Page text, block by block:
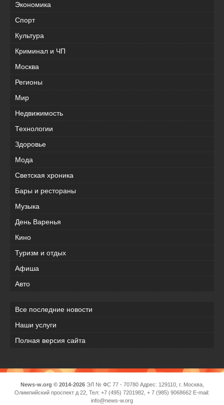
Экономика
Спорт
Культура
Криминал и ЧП
Москва
Регионы
Мир
Недвижимость
Технологии
Здоровье
Мода
Светская хроника
Бары и рестораны
Музыка
День Варенья
Кино
Туризм и отдых
Афиша
Авто
Все последние новости
Наши услуги
Полная версия сайта
News-w.org © 2014-2026ЭЛ № ФС 77 - 70780 Адрес: 129110, г. Москва,
Олимпийский проспект д 22, Тел: +7 (495) 7201982, + 7 (985) 9068662 E-mail:
info@news-w.org